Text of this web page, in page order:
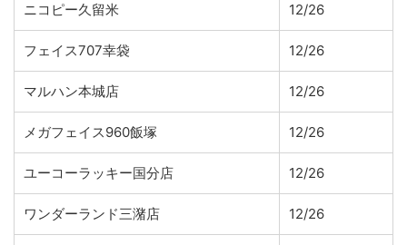
ニコピー久留米 12/26
フェイス707幸袋 12/26
マルハン本城店 12/26
メガフェイス960飯塚 12/26
ユーコーラッキー国分店 12/26
ワンダーランド三潴店 12/26